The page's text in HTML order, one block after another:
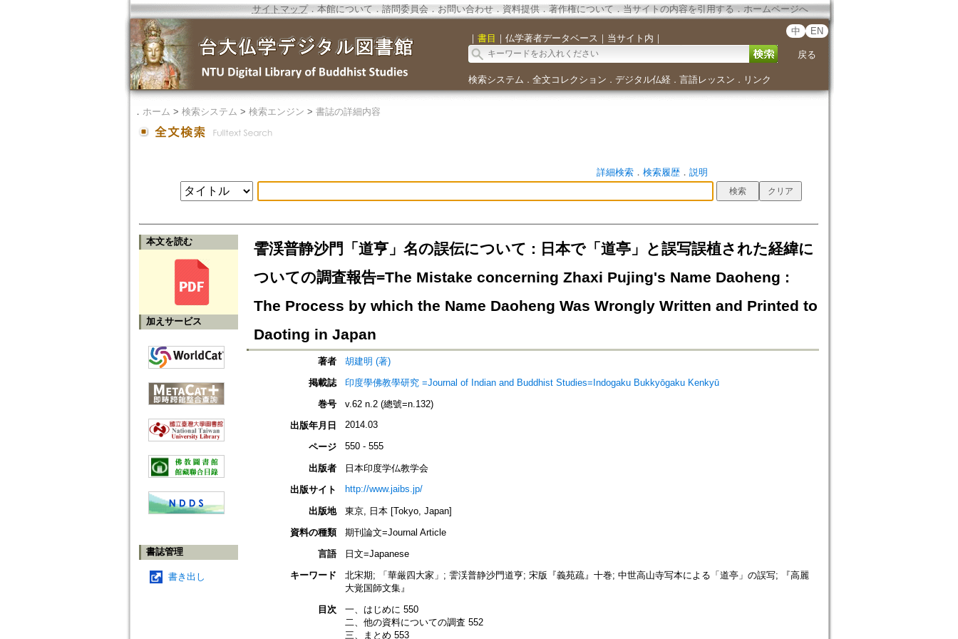
サイトマップ．本館について ． 諮問委員会． お問い合わせ． 資料提供． 著作権について．当サイトの内容を引用する ． ホームページへ
｜ 書目 ｜ 仏学著者データベース ｜ 当サイト内 ｜
中 EN
戻る
検索システム ． 全文コレクション ． デジタル仏経． 言語レッスン ． リンク
． ホーム > 検索システム > 検索エンジン > 書誌の詳細内容
詳細検索． 検索履歴． 説明
本文を読む
加えサービス
書誌管理
書き出し
霅渓普静沙門「道亨」名の誤伝について : 日本で「道亭」と誤写誤植された経緯に
ついての調査報告=The Mistake concerning Zhaxi Pujing's Name Daoheng :
The Process by which the Name Daoheng Was Wrongly Written and Printed to
Daoting in Japan
著者
胡建明 (著)
掲載誌
印度學佛教學研究 =Journal of Indian and Buddhist Studies=Indogaku Bukkyōgaku Kenkyū
巻号
v.62 n.2 (總號=n.132)
出版年月日
2014.03
ページ 550 - 555
出版者
日本印度学仏教学会
出版サイト
http://www.jaibs.jp/
出版地
東京, 日本 [Tokyo, Japan]
資料の種類
期刊論文=Journal Article
言語
日文=Japanese
キーワード
北宋期; 「華厳四大家」; 霅渓普静沙門道亨; 宋版『義苑疏』十巻; 中世高山寺写本による「道亭」の誤写; 『高麗
大覚国師文集』
目次
一、はじめに 550
二、他の資料についての調査 552
三、まとめ 553